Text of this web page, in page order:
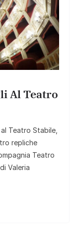
Al Teatro
Teatro Stabile,
repliche
Teatro
Valeria